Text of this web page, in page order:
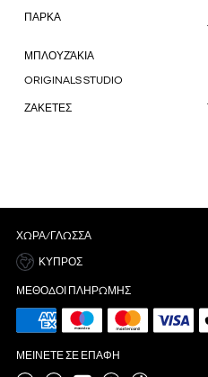
ΠΑΡΚΑ
ΜΠΛΟΥΖΆΚΙΑ
ORIGINALS STUDIO
ΖΑΚΕΤΕΣ
ΧΏΡΑ/ΓΛΏΣΣΑ
ΚΎΠΡΟΣ
ΜΈΘΟΔΟΙ ΠΛΗΡΩΜΉΣ
ΜΕΊΝΕΤΕ ΣΕ ΕΠΑΦΉ